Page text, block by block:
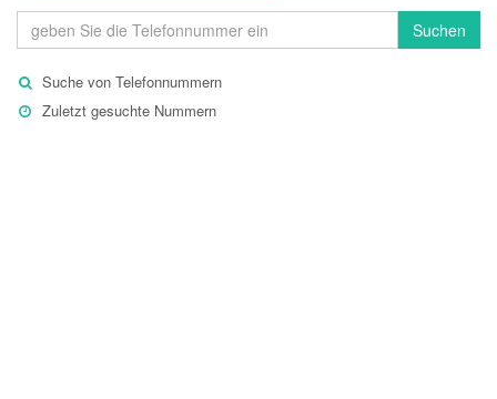
Suchen
Suche von Telefonnummern
Zuletzt gesuchte Nummern